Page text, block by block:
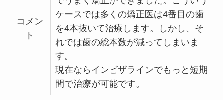
コメン
ト
ケースでは多くの矯正医は4番目の歯
を4本抜いて治療します。しかし、そ
れでは歯の総本数が減ってしまいま
す。
現在ならインビザラインでもっと短期
間で治療が可能です。